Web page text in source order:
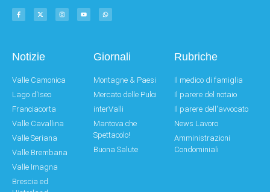
Notizie
Valle Camonica
Lago d'Iseo
Franciacorta
Valle Cavallina
Valle Seriana
Valle Brembana
Valle Imagna
Brescia ed
Giornali
Montagne & Paesi
Mercato delle Pulci
interValli
Mantova che
Spettacolo!
Buona Salute
Rubriche
Il medico di famiglia
Il parere del notaio
Il parere dell'avvocato
News Lavoro
Amministrazioni
Condominiali